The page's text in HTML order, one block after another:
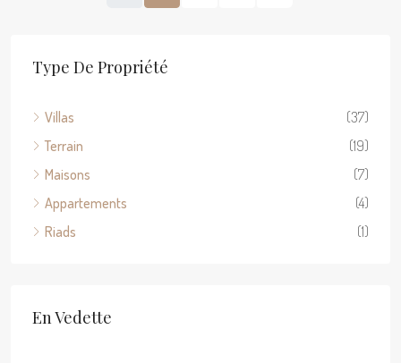
Type De Propriété
Villas
(37)
Terrain
(19)
Maisons
(7)
Appartements
(4)
Riads
(1)
En Vedette